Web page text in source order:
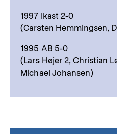
1997 Ikast 2-0
(Carsten Hemmingsen,
1995 AB 5-0
(Lars Højer 2, Christian
Michael Johansen)